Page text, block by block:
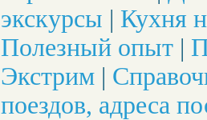
экскурсы | Кухня
Полезный опыт |
Экстрим |
поездов, адреса